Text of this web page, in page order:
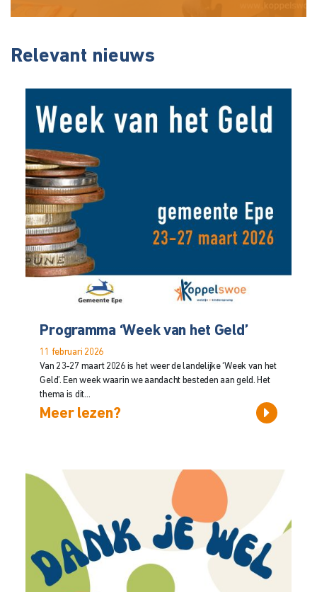
Relevant nieuws
Programma ‘Week van het Geld’
11 februari 2026
Van 23-27 maart 2026 is het weer de landelijke ‘Week van het
Geld’. Een week waarin we aandacht besteden aan geld. Het
thema is dit...
Meer lezen?